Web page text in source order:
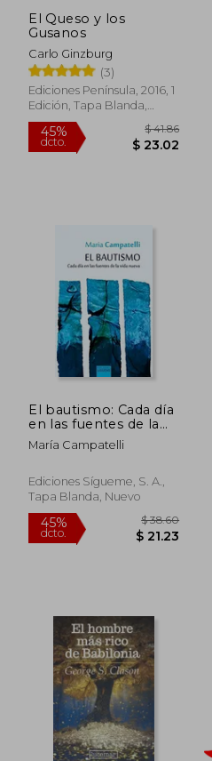
45%
dcto.
El Queso y los
Gusanos
Carlo Ginzburg
(3)
Ediciones Península, 2016, 1
Edición, Tapa Blanda,
Nuevo
45%
dcto. $ 23.02
El bautismo: Cada día
en las fuentes de la
vida nueva (Nueva
Alianza)
María Campatelli
Ediciones Sígueme, S. A.,
Tapa Blanda, Nuevo